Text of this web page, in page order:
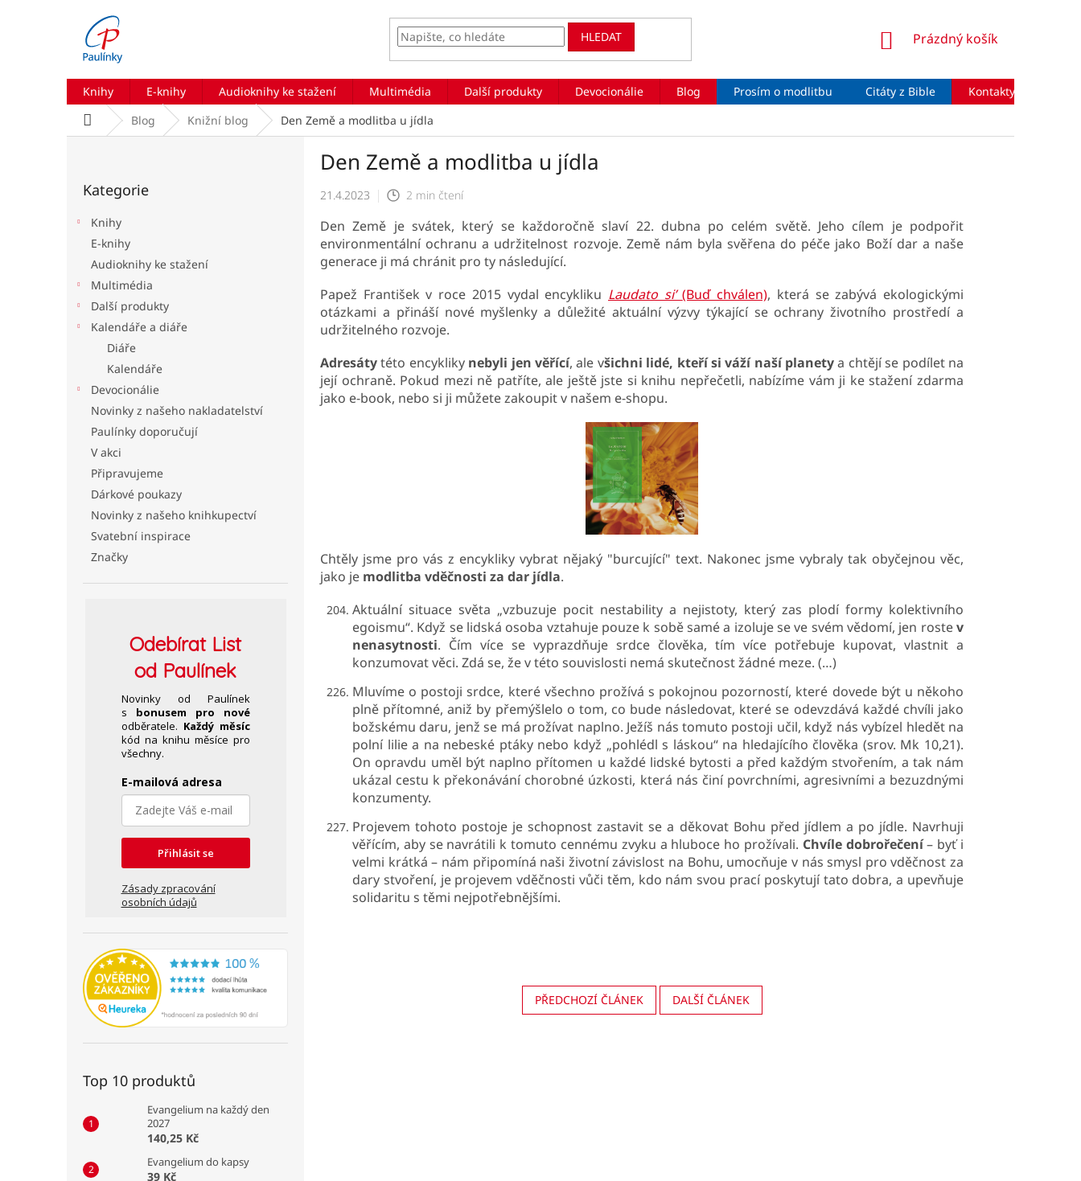
HLEDAT
NÁKUPNÍ
Prázdný košík
Knihy E-knihy Audioknihy ke stažení Multimédia Další produkty Devocionálie Blog Prosím o modlitbu Citáty z Bible Kontakty
Domů Blog Knižní blog Den Země a modlitba u jídla
kategorie
Kategorie
Knihy
E-knihy
Audioknihy ke stažení
Multimédia
Další produkty
Kalendáře a diáře
Diáře
Kalendáře
Devocionálie
Novinky z našeho nakladatelství
Paulínky doporučují
V akci
Připravujeme
Dárkové poukazy
Novinky z našeho knihkupectví
Svatební inspirace
Značky
OdebíratList
od Paulínek
Novinky od Paulínek
s bonusem pro nové
odběratele. Každý měsíc
kód na knihu měsíce pro
všechny.
E-mailová adresa
Přihlásit se
Zásady zpracování
osobních údajů
Top 10 produktů
Evangelium na každý den
2027
140,25 Kč
Evangelium do kapsy
39 Kč
Den Země a modlitba u jídla
21.4.2023 2 min čtení
Den Země je svátek, který se každoročně slaví 22. dubna po celém světě. Jeho cílem je podpořit
environmentální ochranu a udržitelnost rozvoje. Země nám byla svěřena do péče jako Boží dar a naše
generace ji má chránit pro ty následující.
Papež František v roce 2015 vydal encykliku Laudato si’(Buď chválen), která se zabývá ekologickými
otázkami a přináší nové myšlenky a důležité aktuální výzvy týkající se ochrany životního prostředí a
udržitelného rozvoje.
Adresátytéto encykliky nebyli jen věřící, ale všichni lidé, kteří si váží naší planetya chtějí se podílet na
její ochraně. Pokud mezi ně patříte, ale ještě jste si knihu nepřečetli, nabízíme vám ji ke stažení zdarma
jako e-book, nebo si ji můžete zakoupit v našem e-shopu.
Chtěly jsme pro vás z encykliky vybrat nějaký "burcující" text. Nakonec jsme vybraly tak obyčejnou věc,
jako je modlitba vděčnosti za dar jídla.
Aktuální situace světa „vzbuzuje pocit nestability a nejistoty, který zas plodí formy kolektivního
egoismu“. Když se lidská osoba vztahuje pouze k sobě samé a izoluje se ve svém vědomí, jen rostev
nenasytnosti. Čím více se vyprazdňuje srdce člověka, tím více potřebuje kupovat, vlastnit a
konzumovat věci. Zdá se, že v této souvislosti nemá skutečnost žádné meze. (…)
Mluvíme o postoji srdce, které všechno prožívá s pokojnou pozorností, které dovede být u někoho
plně přítomné, aniž by přemýšlelo o tom, co bude následovat, které se odevzdává každé chvíli jako
božskému daru, jenž se má prožívat naplno. Ježíš nás tomuto postoji učil, když nás vybízel hledět na
polní lilie a na nebeské ptáky nebo když „pohlédl s láskou“ na hledajícího člověka (srov. Mk 10,21).
On opravdu uměl být naplno přítomen u každé lidské bytosti a před každým stvořením, a tak nám
ukázal cestu k překonávání chorobné úzkosti, která nás činí povrchními, agresivními a bezuzdnými
konzumenty.
Projevem tohoto postoje je schopnost zastavit se a děkovat Bohu před jídlem a po jídle. Navrhuji
věřícím, aby se navrátili k tomuto cennému zvyku a hluboce ho prožívali. Chvíle dobrořečení– byť i
velmi krátká – nám připomíná naši životní závislost na Bohu, umocňuje v nás smysl pro vděčnost za
dary stvoření, je projevem vděčnosti vůči těm, kdo nám svou prací poskytují tato dobra, a upevňuje
solidaritu s těmi nejpotřebnějšími.
PŘEDCHOZÍ ČLÁNEK DALŠÍ ČLÁNEK